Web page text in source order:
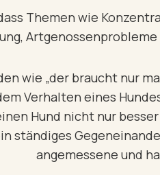
Themen wie
wie „der braucht nur
Verhalten eines
Hund nicht nur
ständiges
angemessene und